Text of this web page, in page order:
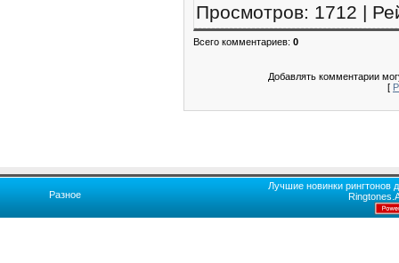
Просмотров: 1712 |
Всего комментариев: 0
Добавлять комментарии
[
Разное
Лучшие новинки рингтонов